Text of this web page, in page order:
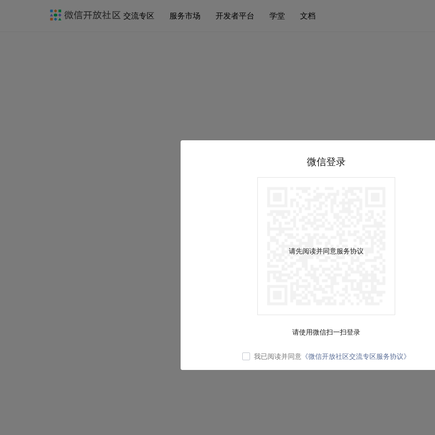
交流专区 服务市场 开发者平台 学堂 文档
微信登录
请先阅读并同意服务协议
请使用微信扫一扫登录
我已阅读并同意 《微信开放社区交流专区服务协议》